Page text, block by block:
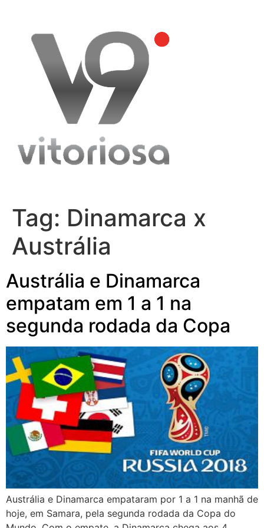
content
Tag: Dinamarca x
Austrália
Austrália e Dinamarca
empatam em 1 a 1 na
segunda rodada da Copa
Austrália e Dinamarca empataram por 1 a 1 na manhã de
hoje, em Samara, pela segunda rodada da Copa do